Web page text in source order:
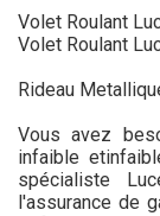
Volet Roulant
Volet Roulant
Rideau
Vous avez
infaible
spécialiste
l'assurance de